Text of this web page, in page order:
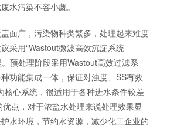
水污染不容小觑。
面广，污染物种类繁多，处理起来难度
采用“Wastout微波高效沉淀系统
预处理阶段采用Wastout高效过滤系
功能集成一体，保证对浊度、SS有效
心系统，很适用于各种进水条件较差
点，对于浓盐水处理来说处理效果显
水环境，节约水资源，减少化工企业的